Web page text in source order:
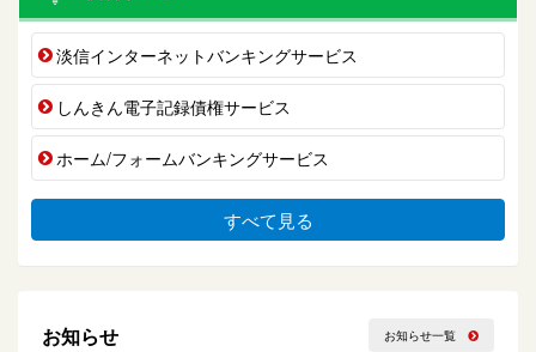
淡信インターネットバンキングサービス
しんきん電子記録債権サービス
ホーム/フォームバンキングサービス
すべて見る
お知らせ お知らせ一覧